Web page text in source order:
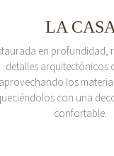
LA CASA
en profundidad,
detalles arquitectónicos
aprovechando los
con una
confortable.